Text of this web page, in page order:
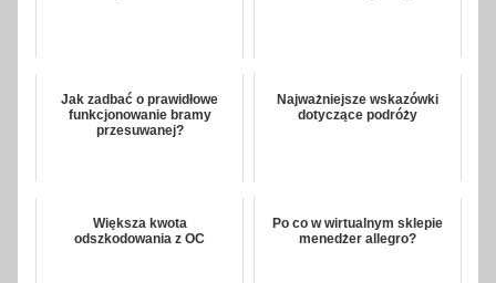
Jak zadbać o prawidłowe
funkcjonowanie bramy
przesuwanej?
Najważniejsze wskazówki
dotyczące podróży
Większa kwota
odszkodowania z OC
Po co w wirtualnym sklepie
menedżer allegro?